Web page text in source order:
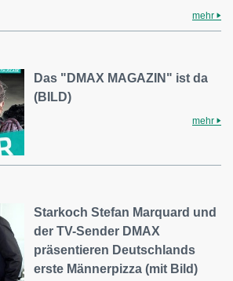
mehr
Das "DMAX MAGAZIN" ist da
(BILD)
mehr
Starkoch Stefan Marquard und
der TV-Sender DMAX
präsentieren Deutschlands
erste Männerpizza (mit Bild)